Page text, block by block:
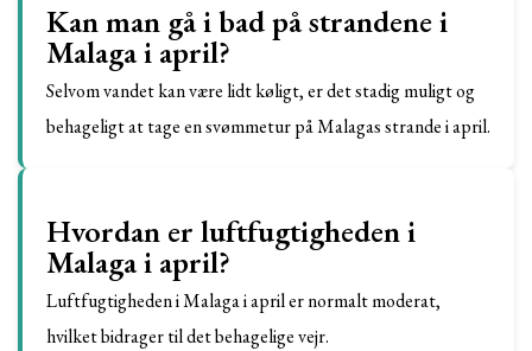
Kan man gå i bad på strandene i
Malaga i april?
Selvom vandet kan være lidt køligt, er det stadig muligt og
behageligt at tage en svømmetur på Malagas strande i april.
Hvordan er luftfugtigheden i
Malaga i april?
Luftfugtigheden i Malaga i april er normalt moderat,
hvilket bidrager til det behagelige vejr.